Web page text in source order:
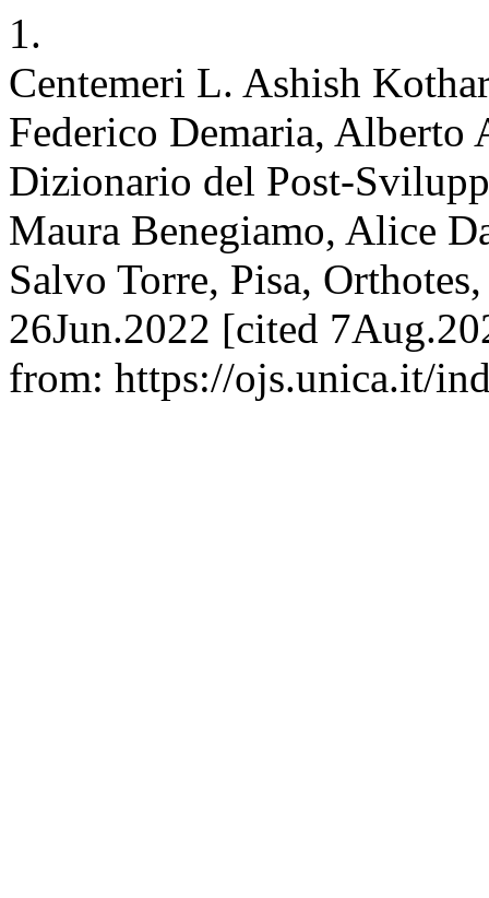
1.
Centemeri L. Ashish
Federico Demaria, Alberto
Dizionario del Post-
Maura Benegiamo, Alice
Salvo Torre, Pisa,
26Jun.2022 [cited
from: https://ojs.unica.it/